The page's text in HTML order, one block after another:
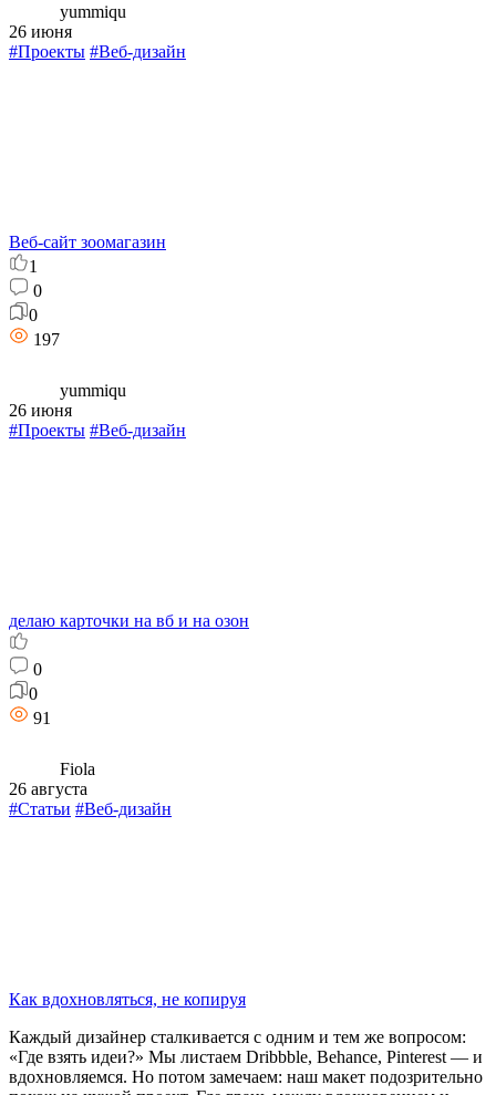
yummiqu
26 июня
#Проекты #Веб-дизайн
Веб-сайт зоомагазин
1
0
0
197
yummiqu
26 июня
#Проекты #Веб-дизайн
делаю карточки на вб и на озон
0
0
91
Fiola
26 августа
#Статьи #Веб-дизайн
Как вдохновляться, не копируя
Каждый дизайнер сталкивается с одним и тем же вопросом:
«Где взять идеи?» Мы листаем Dribbble, Behance, Pinterest — и
вдохновляемся. Но потом замечаем: наш макет подозрительно